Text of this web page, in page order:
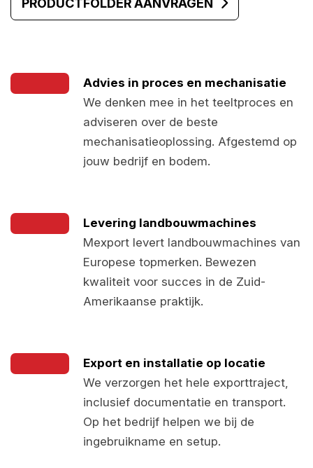
PRODUCTFOLDER AANVRAGEN
Advies in proces en mechanisatie
We denken mee in het teeltproces en
adviseren over de beste
mechanisatieoplossing. Afgestemd op
jouw bedrijf en bodem.
Levering landbouwmachines
Mexport levert landbouwmachines van
Europese topmerken. Bewezen
kwaliteit voor succes in de Zuid-
Amerikaanse praktijk.
Export en installatie op locatie
We verzorgen het hele exporttraject,
inclusief documentatie en transport.
Op het bedrijf helpen we bij de
ingebruikname en setup.